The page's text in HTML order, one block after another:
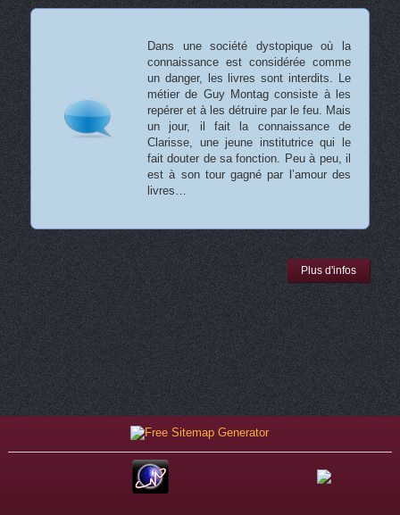
Dans une société dystopique où la
connaissance est considérée comme
un danger, les livres sont interdits. Le
métier de Guy Montag consiste à les
repérer et à les détruire par le feu. Mais
un jour, il fait la connaissance de
Clarisse, une jeune institutrice qui le
fait douter de sa fonction. Peu à peu, il
est à son tour gagné par l’amour des
livres…
Plus d'infos